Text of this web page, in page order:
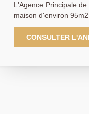
L'Agence Principale
maison d'environ
secteur pavillonnaire
possibilité de
Cette maison est non
CONSULTER